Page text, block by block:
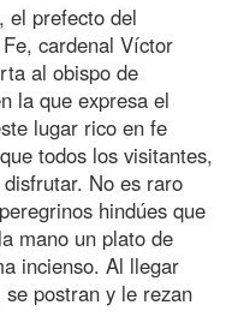
el prefecto del
cardenal Víctor
al obispo de
la que expresa el
lugar rico en fe
todos los visitantes,
No es raro
hindúes que
mano un plato de
incienso. Al llegar
postran y le rezan